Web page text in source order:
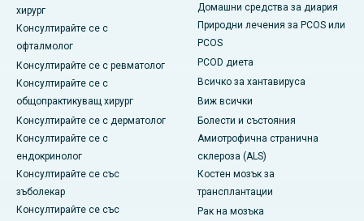
хирург
Консултирайте се с
офталмолог
Консултирайте се с ревматолог
Консултирайте се с
общопрактикуващ хирург
Консултирайте се с дерматолог
Консултирайте се с
ендокринолог
Консултирайте се със
зъболекар
Консултирайте се със
Домашни средства за диария
Природни лечения за PCOS или
PCOS
PCOD диета
Всичко за хантавируса
Виж всички
Болести и състояния
Амиотрофична странична
склероза (ALS)
Костен мозък за
трансплантации
Рак на мозъка